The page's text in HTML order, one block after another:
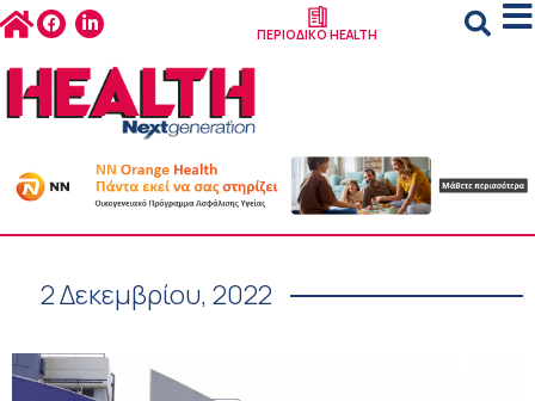
ΠΕΡΙΟΔΙΚΟ HEALTH
2 Δεκεμβρίου, 2022